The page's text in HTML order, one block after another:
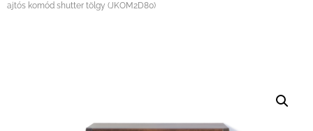
ajtós komód shutter tölgy (JKOM2D80)